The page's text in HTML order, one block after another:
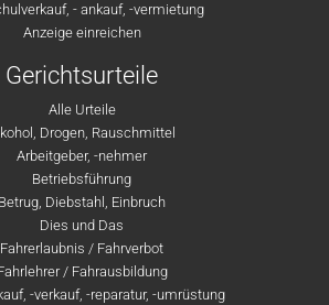
- ankauf, -vermietung
Anzeige einreichen
Gerichtsurteile
Alle Urteile
Drogen, Rauschmittel
Arbeitgeber, -nehmer
Betriebsführung
Betrug, Diebstahl, Einbruch
Dies und Das
Fahrerlaubnis / Fahrverbot
/ Fahrausbildung
-verkauf, -reparatur, -umrüstung